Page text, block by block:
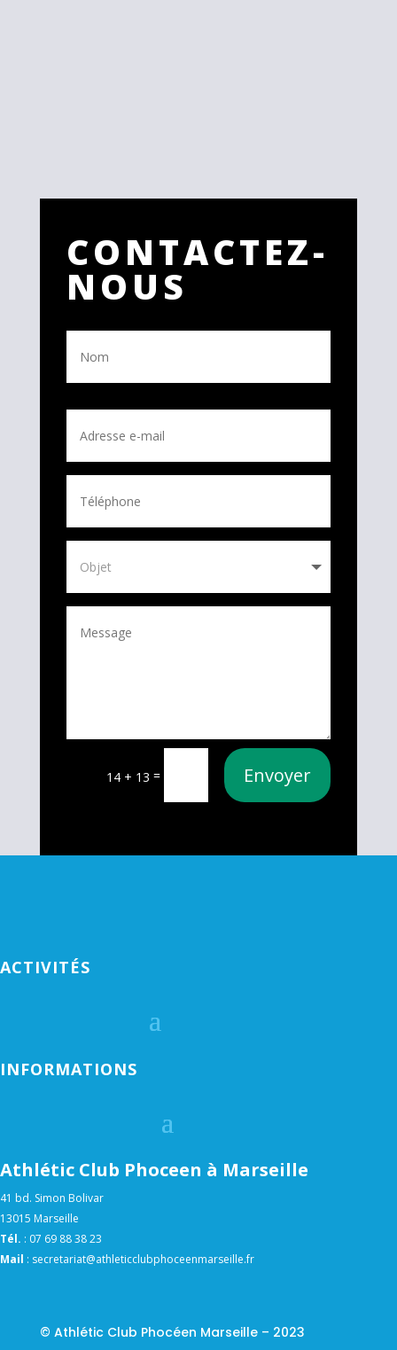
CONTACTEZ-
NOUS
14 + 13 = Envoyer
ACTIVITÉS
INFORMATIONS
Athlétic Club Phoceen à Marseille
41 bd. Simon Bolivar
13015 Marseille
Tél. : 07 69 88 38 23
Mail : secretariat@athleticclubphoceenmarseille.fr
© Athlétic Club Phocéen Marseille – 2023